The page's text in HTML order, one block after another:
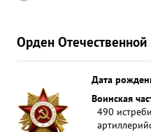
Орден
Дата
Воинская
490